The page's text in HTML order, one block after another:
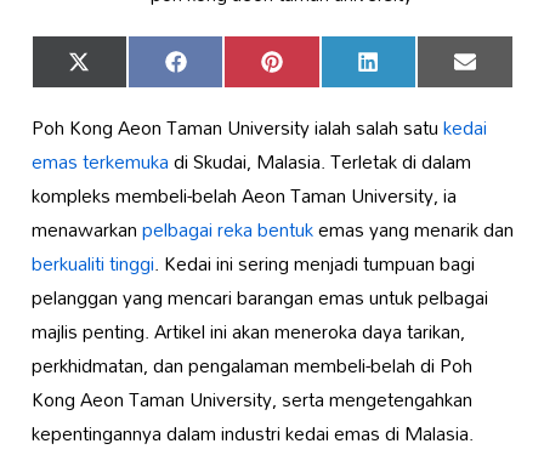
Share
on
X
(Twitter)
Share
on
Facebook Share
on
Pinterest Share
on
LinkedIn Share
on
Email
Poh Kong Aeon Taman University ialah salah satukedai
emas terkemukadi Skudai, Malasia. Terletak di dalam
kompleks membeli-belah Aeon Taman University, ia
menawarkanpelbagai reka bentukemas yang menarik dan
berkualiti tinggi. Kedai ini sering menjadi tumpuan bagi
pelanggan yang mencari barangan emas untuk pelbagai
majlis penting. Artikel ini akan meneroka daya tarikan,
perkhidmatan, dan pengalaman membeli-belah di Poh
Kong Aeon Taman University, serta mengetengahkan
kepentingannya dalam industri kedai emas di Malasia.